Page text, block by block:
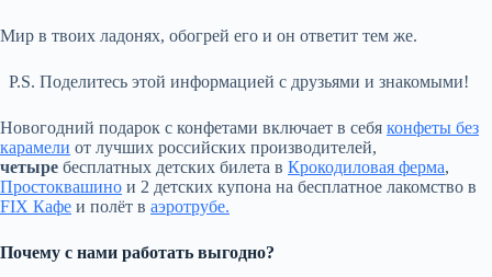
Мир в твоих ладонях, обогрей его и он ответит тем же.
P.S. Поделитесь этой информацией с друзьями и знакомыми!
Новогодний подарок с конфетами включает в себя конфеты без
карамели от лучших российских производителей,
четыре бесплатных детских билета в Крокодиловая ферма,
Простоквашино и 2 детских купона на бесплатное лакомство в
FIX Кафе и полёт в аэротрубе.
Почему с нами работать выгодно?